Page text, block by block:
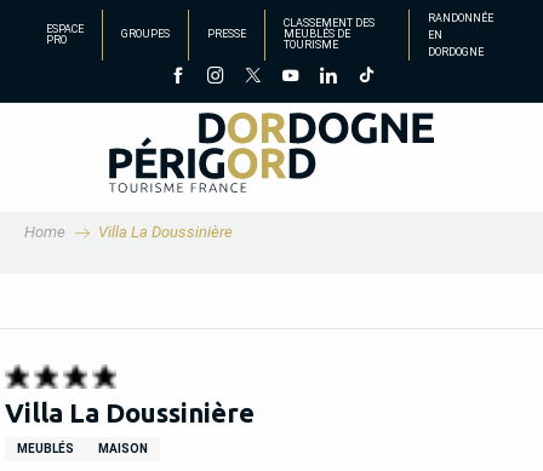
principal
ESPACE
PRO
GROUPES PRESSE
CLASSEMENT DES
MEUBLÉS DE
TOURISME
RANDONNÉE
EN
DORDOGNE
Home Villa La Doussinière
Villa La Doussinière
MEUBLÉS MAISON